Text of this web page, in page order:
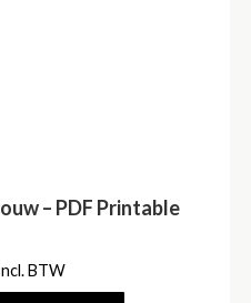
– PDF Printable
BTW